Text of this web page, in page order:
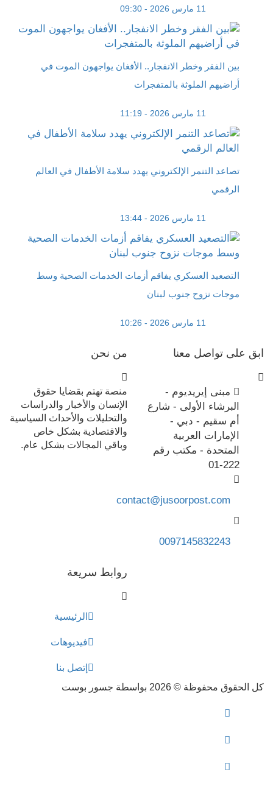
11 مارس 2026 - 09:30
بين الفقر وخطر الانفجار.. الأفغان يواجهون الموت في
أراضيهم الملوثة بالمتفجرات
11 مارس 2026 - 11:19
تصاعد التنمر الإلكتروني يهدد سلامة الأطفال في العالم
الرقمي
11 مارس 2026 - 13:44
التصعيد العسكري يفاقم أزمات الخدمات الصحية وسط
موجات نزوح جنوب لبنان
11 مارس 2026 - 10:26
من نحن
منصة تهتم بقضايا حقوق
الإنسان والأخبار والدراسات
والتحليلات والأحداث السياسية
والاقتصادية بشكل خاص
وباقي المجالات بشكل عام.
ابق على تواصل معنا
مبنى إيريديوم -
البرشاء الأولى - شارع
أم سقيم - دبي -
الإمارات العربية
المتحدة - مكتب رقم
222-01
contact@jusoorpost.com
0097145832243
روابط سريعة
الرئيسية
فيديوهات
إتصل بنا
كل الحقوق محفوظة © 2026 بواسطة جسور بوست